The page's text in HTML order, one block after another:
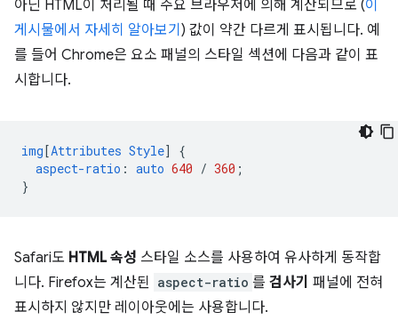
아닌 HTML이 처리될 때 주요 브라우저에 의해 계산되므로 (이
게시물에서 자세히 알아보기 ) 값이 약간 다르게 표시됩니다. 예
를 들어 Chrome은 요소 패널의 스타일 섹션에 다음과 같이 표
시합니다.
img [Attributes Style]
{
aspect-ratio : auto 640 / 360 ;
}
Safari도 HTML 속성 스타일 소스를 사용하여 유사하게 동작합
니다. Firefox는 계산된 aspect-ratio 를 검사기 패널에 전혀
표시하지 않지만 레이아웃에는 사용합니다.